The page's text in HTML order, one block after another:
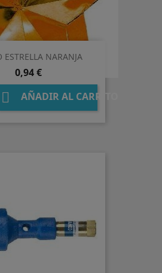
ESTRELLA NARANJA
Precio
0,94 €
 AÑADIR AL CARRITO